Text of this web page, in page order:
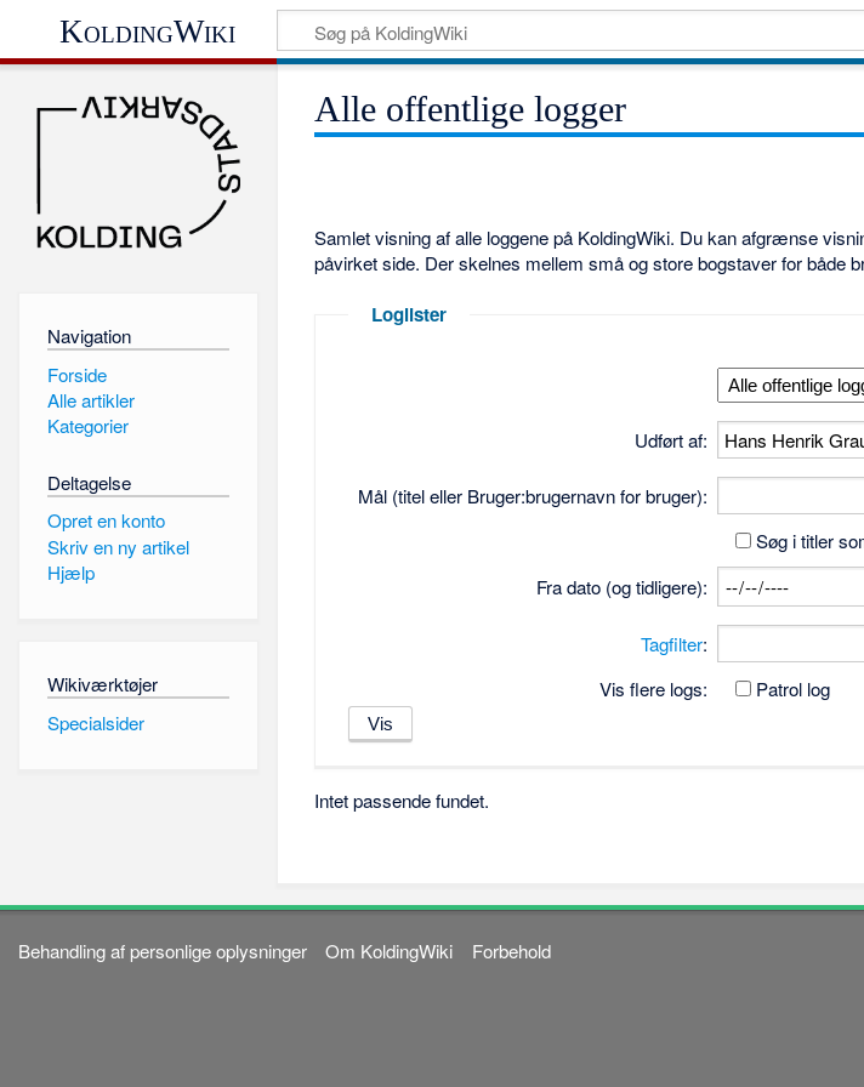
KoldingWiki
Alle offentlige logger
Samlet visning af alle loggene på KoldingWiki. Du kan afgrænse
påvirket side. Der skelnes mellem små og store bogstaver for både
Loglister
Udført af:
Mål (titel eller Bruger:brugernavn for bruger):
Søg i titler
Fra dato (og tidligere):
Tagfilter:
Vis flere logs:
Patrol log
Intet passende fundet.
Navigation
Forside
Alle artikler
Kategorier
Deltagelse
Opret en konto
Skriv en ny artikel
Hjælp
Wikiværktøjer
Specialsider
Behandling af personlige oplysninger Om KoldingWiki Forbehold